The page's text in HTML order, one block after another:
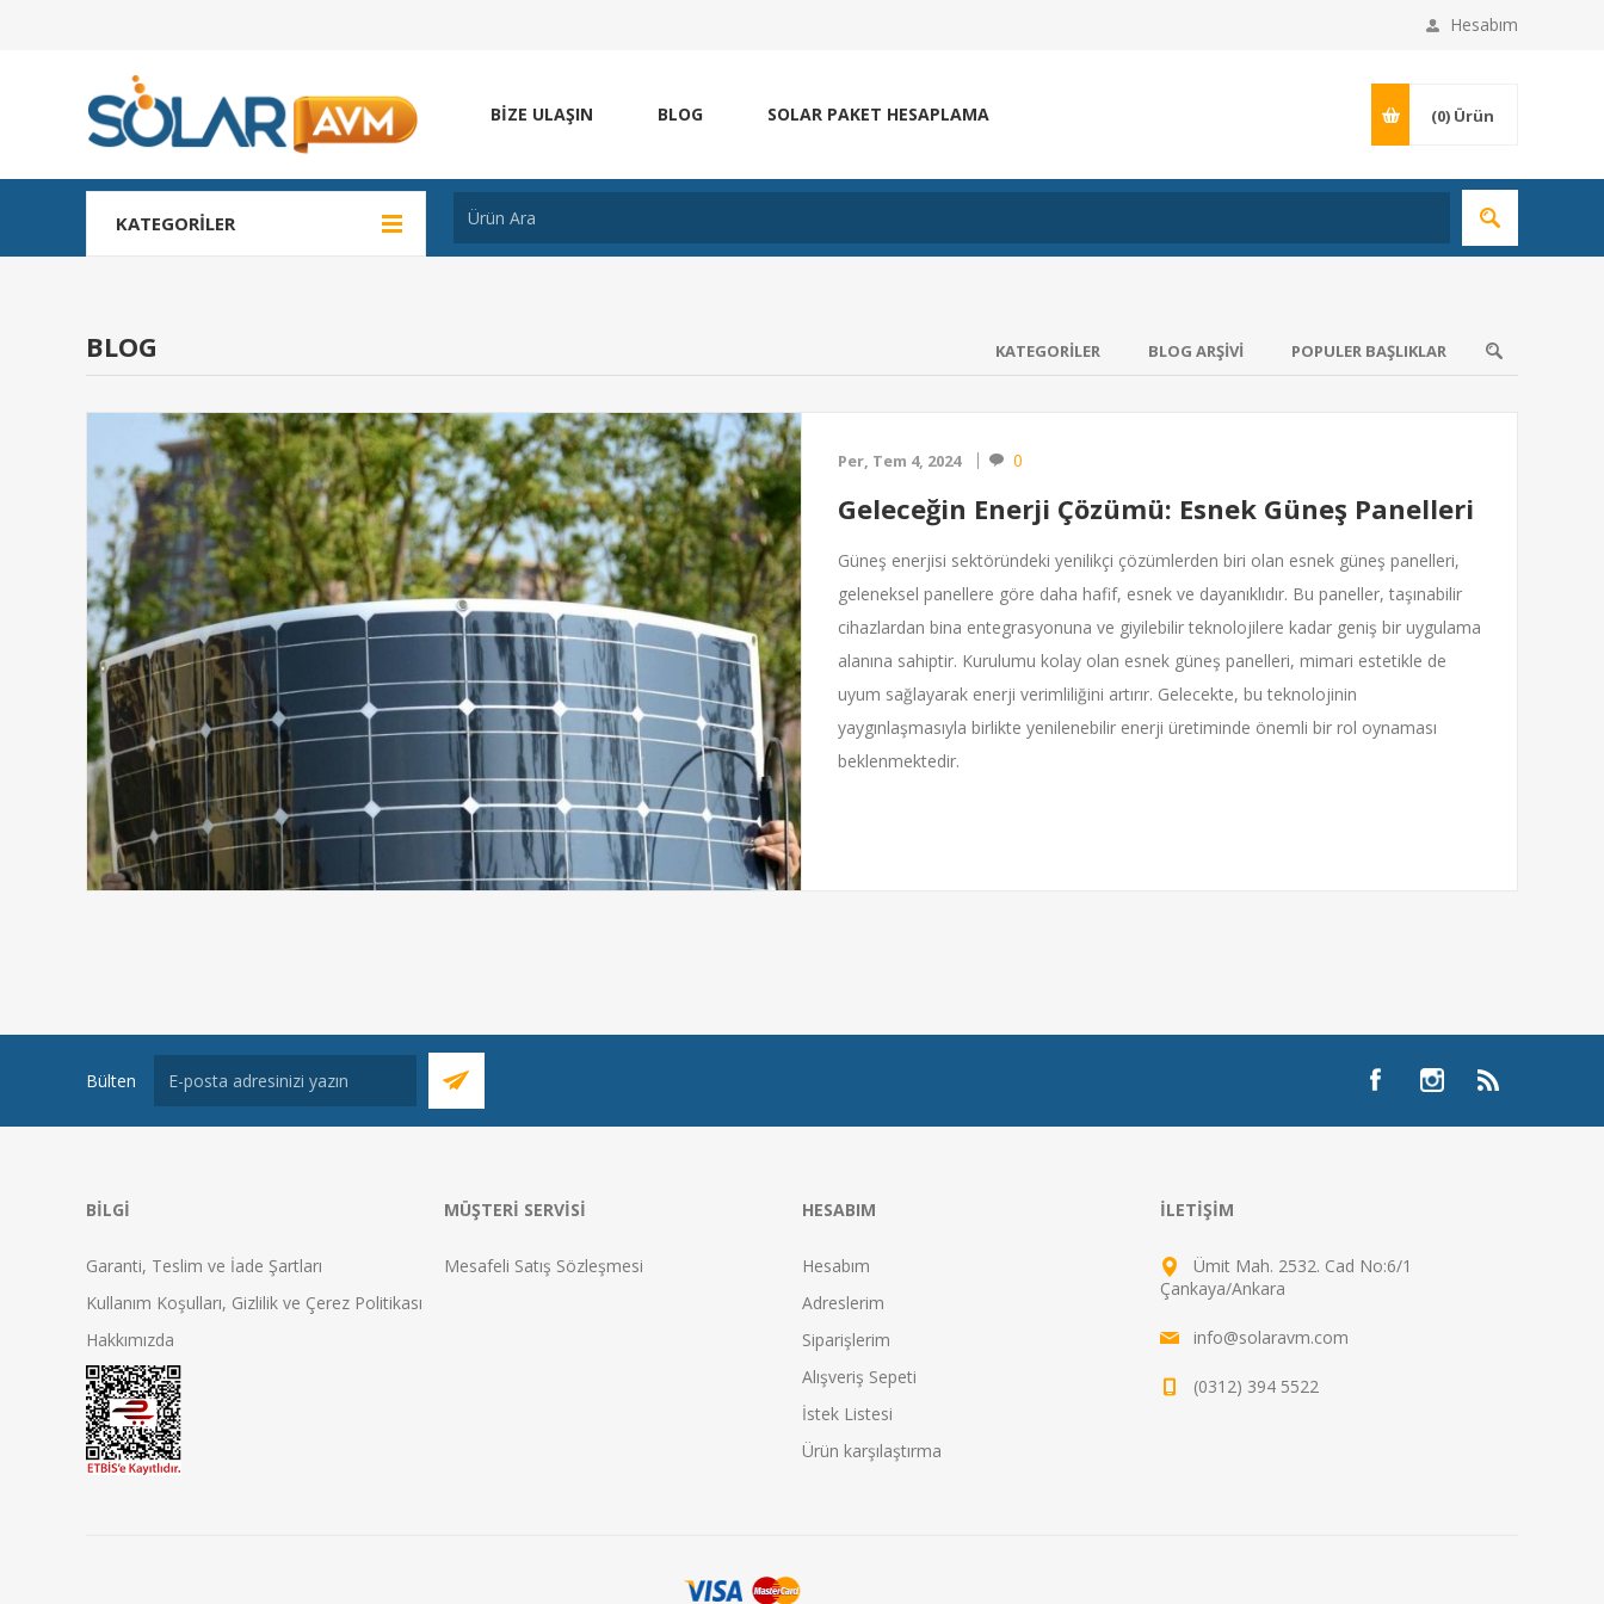
Hesabım
BIZE ULAŞIN BLOG SOLAR PAKET HESAPLAMA (0) Ürün
KATEGORILER
BLOG
Per, Tem 4, 2024 0
Geleceğin Enerji Çözümü: Esnek Güneş Panelleri
Güneş enerjisi sektöründeki yenilikçi çözümlerden biri olan esnek güneş panelleri,
geleneksel panellere göre daha hafif, esnek ve dayanıklıdır. Bu paneller, taşınabilir
cihazlardan bina entegrasyonuna ve giyilebilir teknolojilere kadar geniş bir uygulama
alanına sahiptir. Kurulumu kolay olan esnek güneş panelleri, mimari estetikle de
uyum sağlayarak enerji verimliliğini artırır. Gelecekte, bu teknolojinin
yaygınlaşmasıyla birlikte yenilenebilir enerji üretiminde önemli bir rol oynaması
beklenmektedir.
KATEGORILER BLOG ARŞIVI POPULER BAŞLIKLAR
Bülten
BILGI
Garanti, Teslim ve İade Şartları
Kullanım Koşulları, Gizlilik ve Çerez Politikası
Hakkımızda
MÜŞTERI SERVISI
Mesafeli Satış Sözleşmesi
HESABIM
Hesabım
Adreslerim
Siparişlerim
Alışveriş Sepeti
İstek Listesi
Ürün karşılaştırma
İLETIŞIM
Ümit Mah. 2532. Cad No:6/1
Çankaya/Ankara
info@solaravm.com
(0312) 394 5522